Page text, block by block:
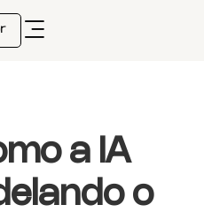
a IA
o